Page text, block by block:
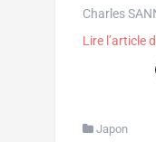
Charles
Lire l’article
Japon